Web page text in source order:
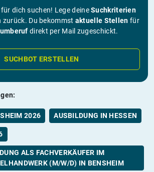
für dich suchen! Lege deineSuchkriterien
zurück. Du bekommst aktuelle Stellen für
direkt per Mail zugeschickt.
SUCHBOT ERSTELLEN
2026 AUSBILDUNG IN HESSEN
ALS FACHVERKÄUFER IM
(M/W/D) IN BENSHEIM